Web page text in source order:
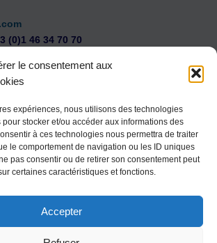
le consentement aux
expériences, nous utilisons des technologies
stocker et/ou accéder aux informations des
à ces technologies nous permettra de traiter
le comportement de navigation ou les ID uniques
pas consentir ou de retirer son consentement peut
certaines caractéristiques et fonctions.
Accepter
(0)1 46 34 70 70
vidéos
Entreprises et Santé